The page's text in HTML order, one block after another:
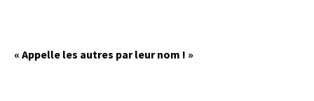
« Appelle les autres par leur nom ! »